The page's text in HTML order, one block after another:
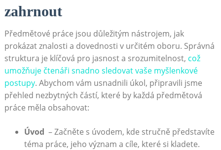
zahrnout
Předmětové práce‍ jsou důležitým nástrojem, jak
prokázat znalosti ‍a dovednosti v určitém​ oboru. Správná
struktura je klíčová pro jasnost​ a srozumitelnost, což
umožňuje čtenáři snadno ​sledovat vaše myšlenkové
postupy. Abychom vám usnadnili ‌úkol, připravili jsme
přehled nezbytných částí,⁣ které by každá předmětová
práce měla⁣ obsahovat:
Úvod ‌ – Začněte ⁤s úvodem, kde ​stručně představíte
téma práce, jeho význam a cíle, ‍které si kladete.